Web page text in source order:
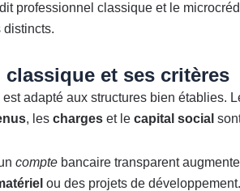
professionnel classique et le
distincts.
et ses critères
adapté aux structures bien établies.
, les charges et le capital social
compte bancaire transparent
ou des projets de développement.